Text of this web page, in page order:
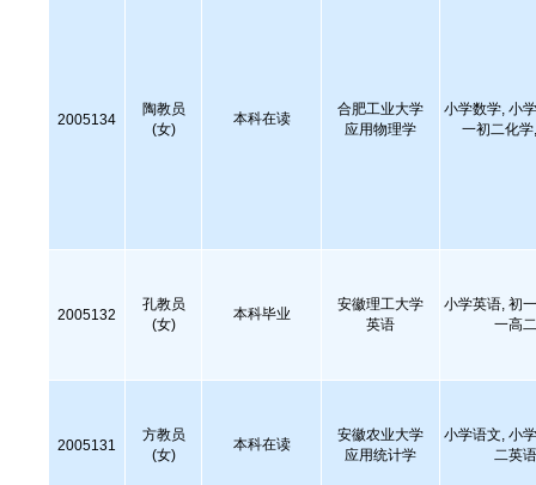
2005134
陶教员
(女)
本科在读
合肥工业大学
应用物理学
小学数学, 小
一初二化
2005132
孔教员
(女)
本科毕业
安徽理工大学
英语
小学英语, 初
一高
2005131
方教员
(女)
本科在读
安徽农业大学
应用统计学
小学语文, 小
二英